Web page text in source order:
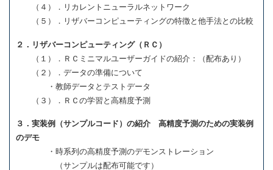
（４）．リカレントニューラルネットワーク
（５）．リザバーコンピューティングの特徴と他手法との比較
２．リザバーコンピューティング（ＲＣ）
（１）．ＲＣミニマルユーザーガイドの紹介：（配布あり）
（２）．データの準備について
・教師データとテストデータ
（３）．ＲＣの学習と高精度予測
３．実装例（サンプルコード）の紹介 高精度予測のための実装例
のデモ
・時系列の高精度予測のデモンストレーション
（サンプルは配布可能です）